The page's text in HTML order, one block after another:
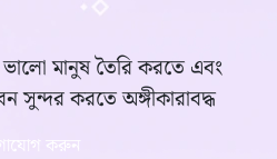
মানুষ তৈরি করতে এবং
সুন্দর করতে অঙ্গীকারাবদ্ধ
করুন